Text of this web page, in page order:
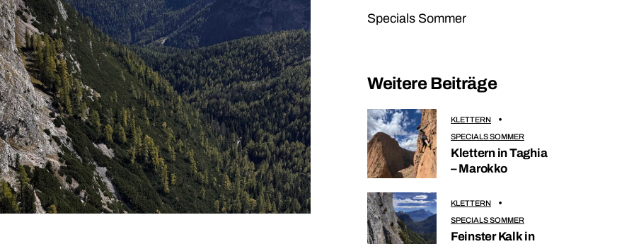
Specials Sommer
Weitere Beiträge
KLETTERN
SPECIALS SOMMER
Klettern in Taghia
– Marokko
KLETTERN
SPECIALS SOMMER
Feinster Kalk in